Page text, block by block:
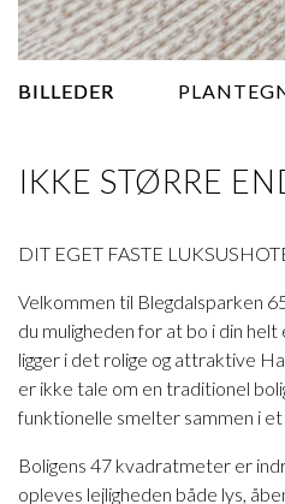
BILLEDER
IKKE STØRRE
DIT EGET FASTE
Velkommen til Blegdalsparken
du muligheden for at bo i din
ligger i det rolige og attraktive
er ikke tale om en traditionel
funktionelle smelter sammen i
Boligens 47 kvadratmeter er
opleves lejligheden både lys,